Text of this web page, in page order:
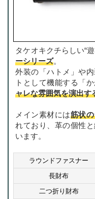
タケオキクチらしい“
ーシリーズ。
外装の「ハトメ」や
トとして機能する「
ャレな雰囲気を演出す
メイン素材には筋状
れており、革の個性
います。
ラウンドファスナー
長財布
二つ折り財布